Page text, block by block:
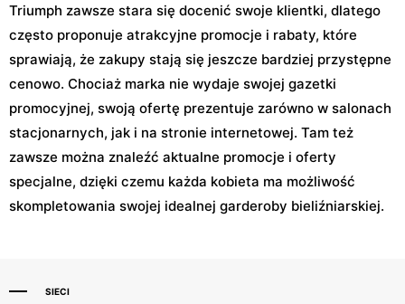
Triumph zawsze stara się docenić swoje klientki, dlatego
często proponuje atrakcyjne promocje i rabaty, które
sprawiają, że zakupy stają się jeszcze bardziej przystępne
cenowo. Chociaż marka nie wydaje swojej gazetki
promocyjnej, swoją ofertę prezentuje zarówno w salonach
stacjonarnych, jak i na stronie internetowej. Tam też
zawsze można znaleźć aktualne promocje i oferty
specjalne, dzięki czemu każda kobieta ma możliwość
skompletowania swojej idealnej garderoby bieliźniarskiej.
SIECI